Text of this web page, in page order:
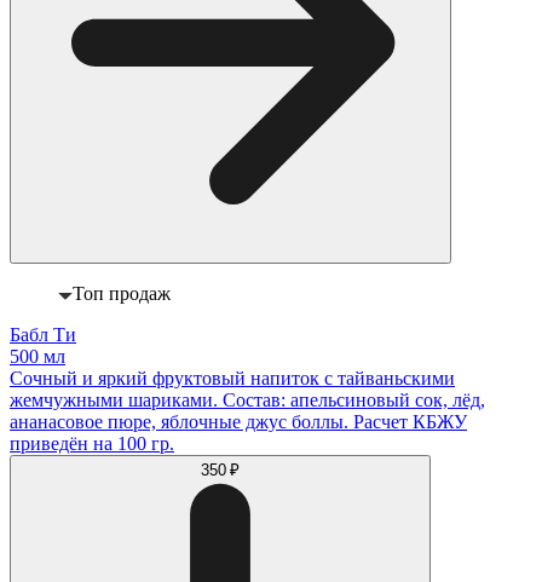
Топ продаж
Бабл Ти
500 мл
Сочный и яркий фруктовый напиток с тайваньскими
жемчужными шариками. Состав: апельсиновый сок, лёд,
ананасовое пюре, яблочные джус боллы. Расчет КБЖУ
приведён на 100 гр.
350 ₽